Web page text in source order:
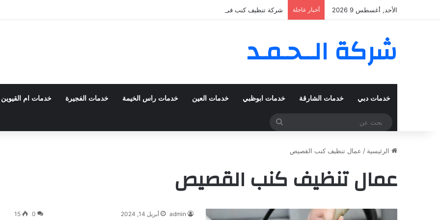
الأحد, أغسطس 9 2026 أخبار عاجلة شركة تنظيف كنب في المزهر – دبي 0555980700 – خصم30%
شركة الــحـمـد
خدمات دبي خدمات الشارقة خدمات ابوظبي خدمات العين خدمات راس الخيمة خدمات الفجيرة خدمات ام القيوين
بحث
الرئيسية / عمال تنظيف كنب القصيص
عمال تنظيف كنب القصيص
admin أبريل 14, 2024 0
15